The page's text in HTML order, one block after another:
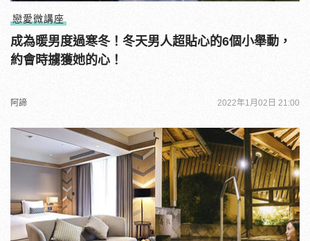
戀愛微講座
成為暖男度過寒冬！冬天男人超貼心的6個小舉動，
約會時擄獲她的心！
阿諦 2022年1月02日 21:00